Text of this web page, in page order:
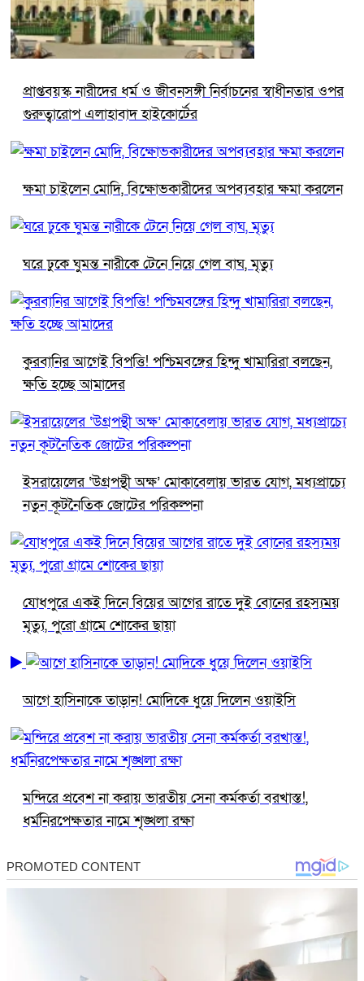
প্রাপ্তবয়স্ক নারীদের ধর্ম ও জীবনসঙ্গী নির্বাচনের স্বাধীনতার ওপর
গুরুত্বারোপ এলাহাবাদ হাইকোর্টের
ক্ষমা চাইলেন মোদি, বিক্ষোভকারীদের অপব্যবহার ক্ষমা করলেন
ঘরে ঢুকে ঘুমন্ত নারীকে টেনে নিয়ে গেল বাঘ, মৃত্যু
কুরবানির আগেই বিপত্তি! পশ্চিমবঙ্গের হিন্দু খামারিরা বলছেন,
ক্ষতি হচ্ছে আমাদের
ইসরায়েলের ‘উগ্রপন্থী অক্ষ’ মোকাবেলায় ভারত যোগ, মধ্যপ্রাচ্যে
নতুন কূটনৈতিক জোটের পরিকল্পনা
যোধপুরে একই দিনে বিয়ের আগের রাতে দুই বোনের রহস্যময়
মৃত্যু, পুরো গ্রামে শোকের ছায়া
আগে হাসিনাকে তাড়ান! মোদিকে ধুয়ে দিলেন ওয়াইসি
মন্দিরে প্রবেশ না করায় ভারতীয় সেনা কর্মকর্তা বরখাস্ত!,
ধর্মনিরপেক্ষতার নামে শৃঙ্খলা রক্ষা